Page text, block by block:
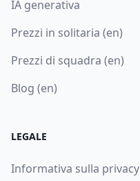
IA generativa
Prezzi in solitaria (en)
Prezzi di squadra (en)
Blog (en)
LEGALE
Informativa sulla privacy